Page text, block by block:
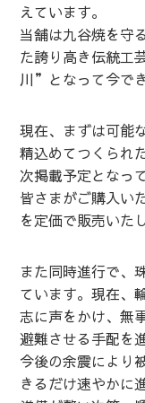
えています。
当舗は九谷焼を守
た誇り高き伝統工
川”となって今で
現在、まずは可能
精込めてつくられ
次掲載予定となっ
皆さまがご購入い
を定価で販売いた
また同時進行で、
ています。現在、
志に声をかけ、無
避難させる手配を
今後の余震により
きるだけ速やかに